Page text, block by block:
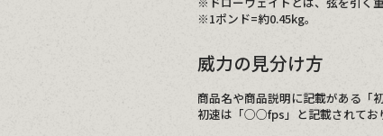
※1ポンド=約0.45kg。
威力の見分け方
商品名や商品説明に記載がある「
初速は「○○fps」と記載されてお